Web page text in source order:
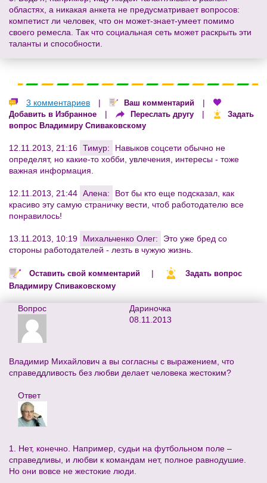
областях, а никакая анкета не предусматривает вопросов:
компетист ли человек, что он может-знает-умеет помимо
своего ремесла. Так что социальная сеть может раскрыть эти
таланты и способности.
3 комментариев | Ваш комментарий |
Добавить в Избранное | Переслать другу |
Задать
вопрос Владимиру Спиваковскому
12.11.2013, 21:16 Тимур:
Навыков соцсети обычно не
определят, но какие-то хобби, увлечения, интересы - тоже
важная информация.
12.11.2013, 21:44 Алена:
Вот бы кто еще подсказал, как
красиво эту самую страничку вести, чтоб работодателю все
понравилось!
13.11.2013, 10:19 Михальченко Олег:
Это уже бред со
стороны работодателей - лезть в чужую жизнь.
Оставить свой комментарий |
Задать вопрос
Владимиру Спиваковскому
Вопрос
Дариночка
08.11.2013
Владимир Михайлович а вы согласны с выражением, что
справеддливость без любви делает человека жестоким?
Ответ
1. Нет, конечно. Например, судьи на футбольном поле –
справедливы, и любви к командам нет, полное равнодушие.
Но они вовсе не жестокие люди.